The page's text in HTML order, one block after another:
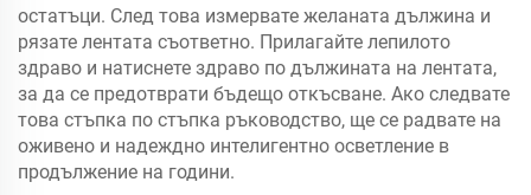
остатъци. След това измервате желаната дължина и
рязате лентата съответно. Прилагайте лепилото
здраво и натиснете здраво по дължината на лентата,
за да се предотврати бъдещо откъсване. Ако следвате
това стъпка по стъпка ръководство, ще се радвате на
оживено и надеждно интелигентно осветление в
продължение на години.